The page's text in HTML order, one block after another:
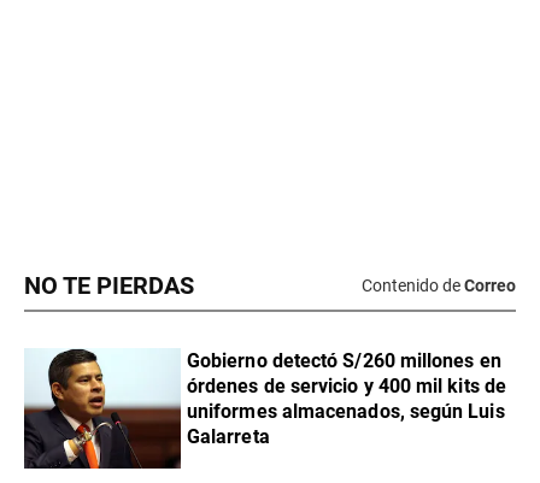
NO TE PIERDAS Contenido deCorreo
Gobierno detectó S/260 millones en
órdenes de servicio y 400 mil kits de
uniformes almacenados, según Luis
Galarreta